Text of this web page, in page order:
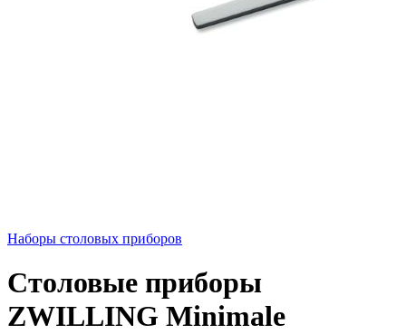
Наборы столовых приборов
Столовые приборы
ZWILLING Minimale